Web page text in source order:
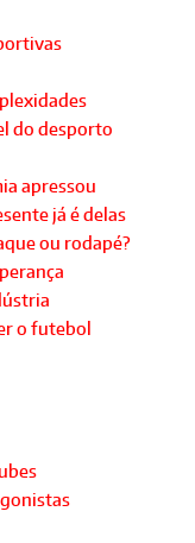
do desporto
apressou
já é delas
ou rodapé?
o futebol